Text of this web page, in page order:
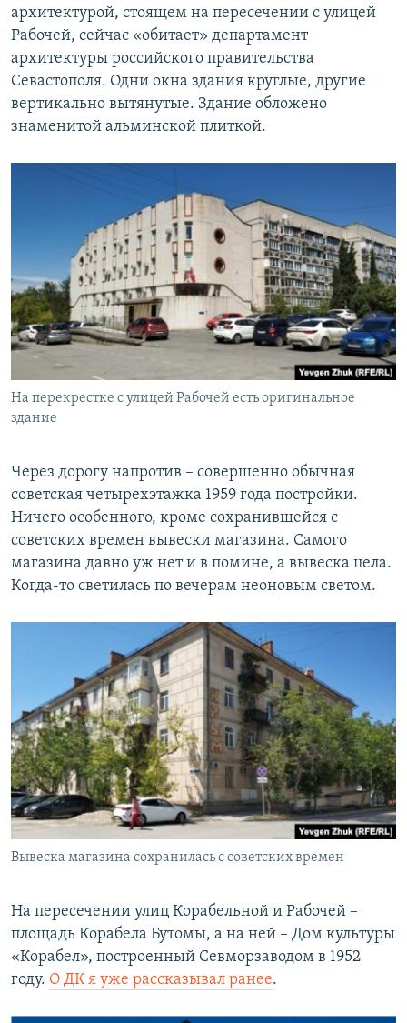
архитектурой, стоящем на пересечении с улицей
Рабочей, сейчас «обитает» департамент
архитектуры российского правительства
Севастополя. Одни окна здания круглые, другие
вертикально вытянутые. Здание обложено
знаменитой альминской плиткой.
На перекрестке с улицей Рабочей есть оригинальное
здание
Через дорогу напротив – совершенно обычная
советская четырехэтажка 1959 года постройки.
Ничего особенного, кроме сохранившейся с
советских времен вывески магазина. Самого
магазина давно уж нет и в помине, а вывеска цела.
Когда-то светилась по вечерам неоновым светом.
Вывеска магазина сохранилась с советских времен
На пересечении улиц Корабельной и Рабочей –
площадь Корабела Бутомы, а на ней – Дом культуры
«Корабел», построенный Севморзаводом в 1952
году. О ДК я уже рассказывал ранее.